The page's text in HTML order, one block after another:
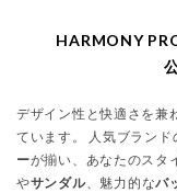
HARMONY
デザイン性と快適さを兼
ています。 人気ブランド
ーが揃い、あなたのスタ
やサンダル、魅力的なバ